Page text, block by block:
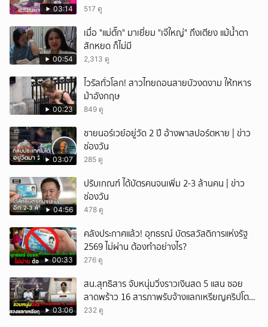
03:14 517 ดู
00:54
เมื่อ "แม่ตั๊ก" มาเยี่ยม "เจ๊ใหญ่" ถึงเตียง แม้น้ำตา
สักหยด ก็ไม่มี
2,313 ดู
00:23
ไวรัลทั่วโลก! สาวไทยถอนสายบัวงดงาม ให้ทหาร
ม้าอังกฤษ
849 ดู
03:07
ชายนอร์เวย์อยู่วัด 2 ปี อ้างพาสปอร์ตหาย | ข่าว
ช่องวัน
285 ดู
04:56
ปรับเกณฑ์ ได้บัตรคนจนเพิ่ม 2-3 ล้านคน | ข่าว
ช่องวัน
478 ดู
00:33
คลังประกาศแล้ว! อุทธรณ์ บัตรสวัสดิการแห่งรัฐ
2569 ไม่ผ่าน ต้องทำอย่างไร?
276 ดู
03:06
สน.สุทธิสาร จับหนุ่มวิ่งราวเงินสด 5 แสน ซอย
ลาดพร้าว 16 สารภาพรับจ้างแลกเหรียญคริปโต
ผ่านแอปฯ
232 ดู
ยกเลิก